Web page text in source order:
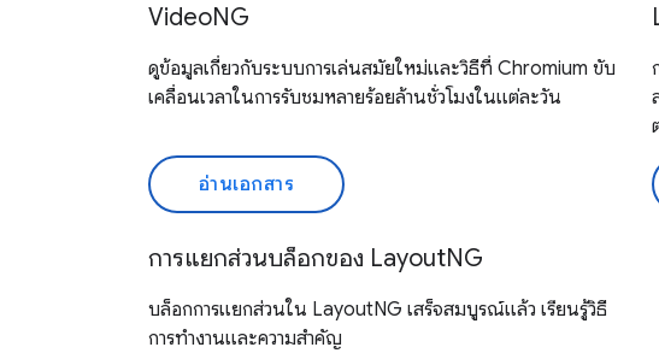
VideoNG
ดูข้อมูลเกี่ยวกับระบบการเล่นสมัยใหม่และวิธีที่ Chromium ขับ
เคลื่อนเวลาในการรับชมหลายร้อยล้านชั่วโมงในแต่ละวัน
อ่านเอกสาร
การแยกส่วนบล็อกของ LayoutNG
บล็อกการแยกส่วนใน LayoutNG เสร็จสมบูรณ์แล้ว เรียนรู้วิธี
การทำงานและความสำคัญ